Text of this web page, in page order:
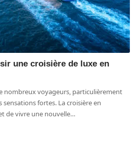
une croisière de luxe en
nombreux voyageurs, particulièrement
fortes. La croisière en
de vivre une nouvelle…